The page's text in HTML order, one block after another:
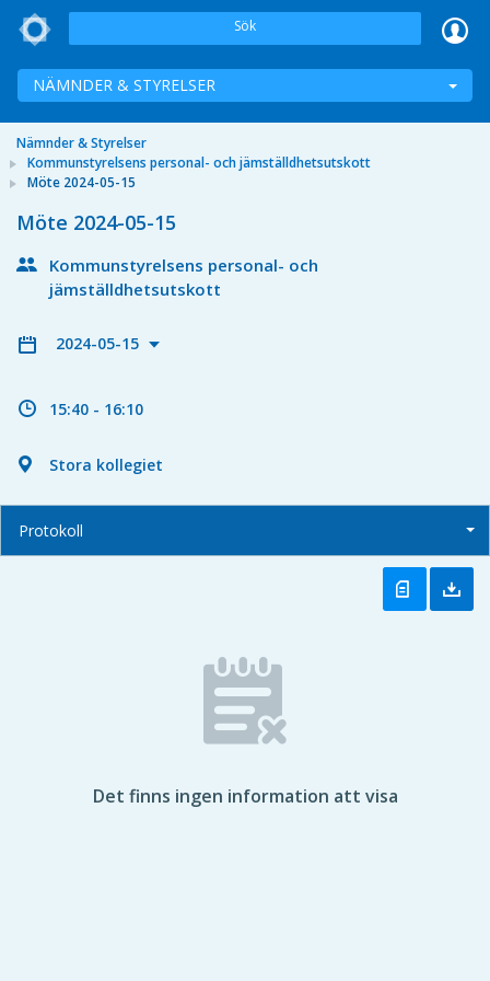
Sök
NÄMNDER & STYRELSER
Nämnder & Styrelser
Kommunstyrelsens personal- och jämställdhetsutskott
Möte 2024-05-15
Möte 2024-05-15
Kommunstyrelsens personal- och
jämställdhetsutskott
2024-05-15
15:40 - 16:10
Stora kollegiet
Protokoll
Det finns ingen information att visa